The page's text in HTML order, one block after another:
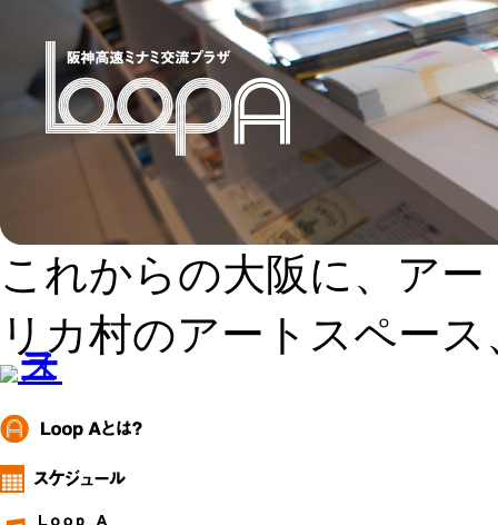
これからの大阪に、ア
リカ村のアートスペース